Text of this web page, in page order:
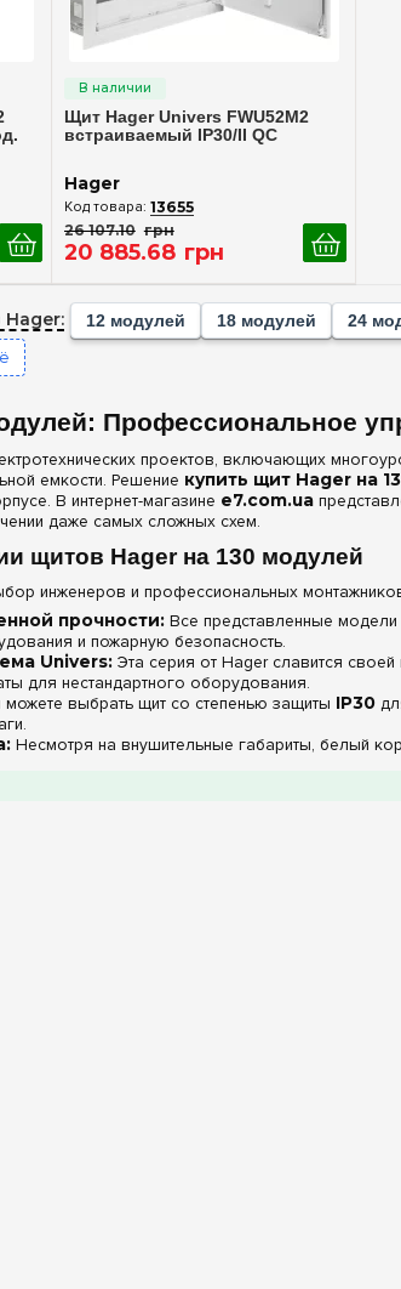
Щит Hager Univers FWU52M2
встраиваемый IP30/II QC
Hager
13655
26 107.10 грн
20 885.68 грн
Hager: 12 модулей 18 модулей 24
Профессиональное
проектов, включающих
емкости. Решение купить щит Hager на
В интернет-магазине e7.com.ua
даже самых сложных схем.
щитов Hager на 130 модулей
инженеров и профессиональных
прочности:Все представленные модели
и пожарную безопасность.
Univers:Эта серия от Hager славится
для нестандартного оборудования.
выбрать щит со степенью защиты IP30
Несмотря на внушительные габариты, белый